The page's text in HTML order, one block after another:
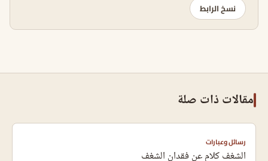
نسخ الرابط
مقالات ذات صلة
رسائل وعبارات
الشغف كلام عن فقدان الشغف